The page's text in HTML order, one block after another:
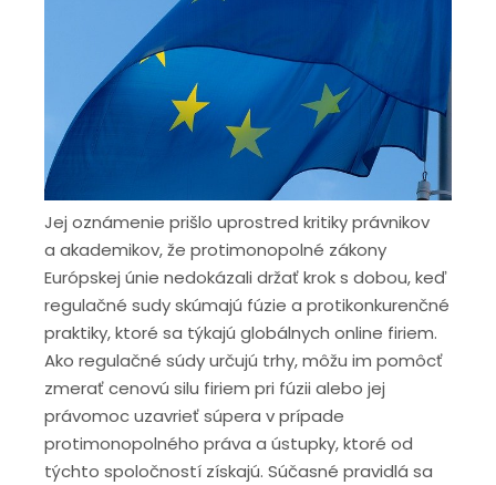
Jej oznámenie prišlo uprostred kritiky právnikov
a akademikov, že protimonopolné zákony
Európskej únie nedokázali držať krok s dobou, keď
regulačné sudy skúmajú fúzie a protikonkurenčné
praktiky, ktoré sa týkajú globálnych online firiem.
Ako regulačné súdy určujú trhy, môžu im pomôcť
zmerať cenovú silu firiem pri fúzii alebo jej
právomoc uzavrieť súpera v prípade
protimonopolného práva a ústupky, ktoré od
týchto spoločností získajú. Súčasné pravidlá sa